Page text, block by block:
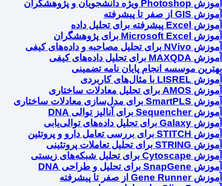
آموزش Photoshop ویژه دانشجویان و پژوهشگران
آموزش GIS از صفر تا پیشرفته
آموزش Excel پیشرفته برای تحلیل داده
آموزش Microsoft Excel برای پژوهشگران
آموزش NVivo برای تحلیل مصاحبه و داده‌های کیفی
آموزش MAXQDA برای تحلیل داده‌های کیفی
بهترین موسسه انجام پایان نامه تضمینی
آموزش LISREL با مثال‌های کاربردی
آموزش AMOS برای تحلیل معادلات ساختاری
آموزش SmartPLS برای مدل‌سازی معادلات ساختاری
آموزش Sequencher برای آنالیز توالی DNA
آموزش Galaxy برای تحلیل داده‌های توالی‌یابی
آموزش STITCH برای بررسی تعامل دارو و پروتئین
آموزش STRING برای تحلیل تعاملات پروتئینی
آموزش Cytoscape برای تحلیل شبکه‌های زیستی
آموزش SnapGene برای تحلیل و طراحی DNA
آموزش Gene Runner از صفر تا پیشرفته